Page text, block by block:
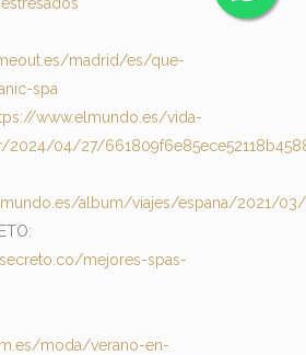
madrid/es/que-
spa
www.elmundo.es/vida-
2024/04/27/
album/viajes/espana/2021/
mejores-spas-
moda/verano-en-